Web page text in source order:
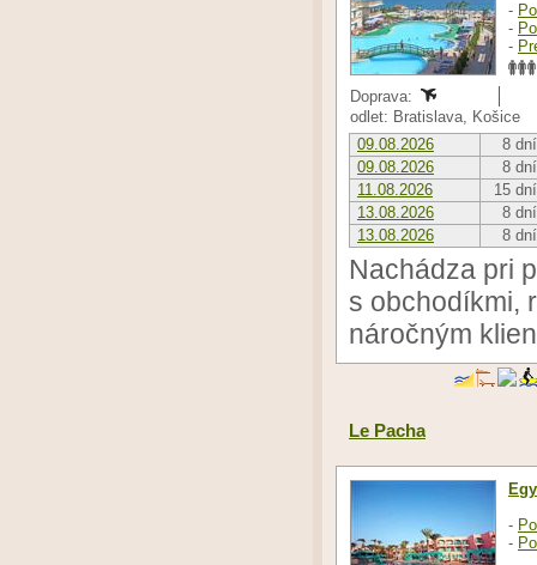
-
-
-
Doprava:
odlet: Bratislava, Košice
09.08.2026
8 dní
09.08.2026
8 dní
11.08.2026
15 dní
13.08.2026
8 dní
13.08.2026
8 dní
Nachádza pri
s obchodíkmi,
náročným
Le Pacha
-
-